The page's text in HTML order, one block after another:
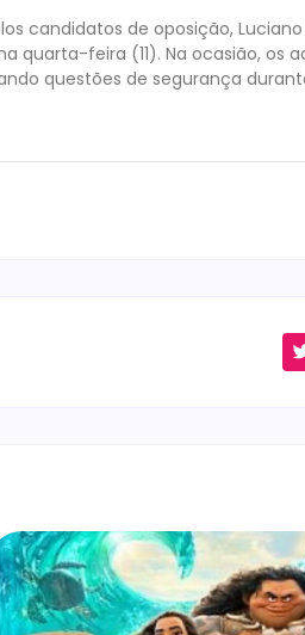
candidatos de oposição,
quarta-feira (11). Na ocasião, os
questões de segurança